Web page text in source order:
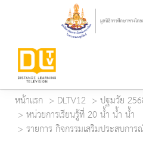
หน้าแรก DLTV12
ปฐมวัย
หน่วยการเรียนรู้ที่ 20 น้ำ น้ำ น้ำ
รายการ กิจกรรมเสริมประสบกา